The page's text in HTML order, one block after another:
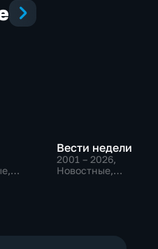
Вести недели
2001 – 2026,
Новостные,